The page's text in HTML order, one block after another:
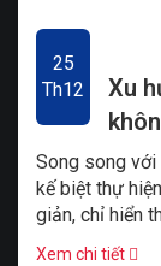
Xu
Song song
kế biệt thự
giản, chỉ hiển
25
Th12
Xem chi tiết